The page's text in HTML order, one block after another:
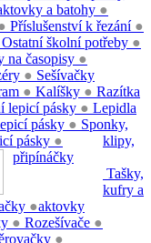
a batohy ●
Příslušenství k řezání ●
Ostatní školní potřeby ●
na časopisy ●
●
● Kalíšky ●
lepicí pásky ●
pásky ●
pásky ●
Sešívačky
●
● Rozešívače ●
●
Razítka
Lepidla
Sponky,
klipy,
připínáčky
Tašky,
kufry a
aktovky